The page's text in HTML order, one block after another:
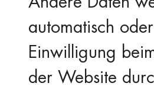
automatisch
Einwilligung
der Website